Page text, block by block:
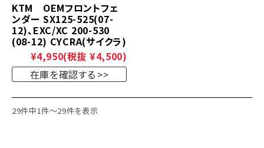
KTM OEMフロントフェ
ンダー SX125-525(07-
12)、EXC/XC 200-530
(08-12) CYCRA(サイクラ)
¥4,950(税抜 ¥4,500)
在庫を確認する
29件中1件～29件を表示